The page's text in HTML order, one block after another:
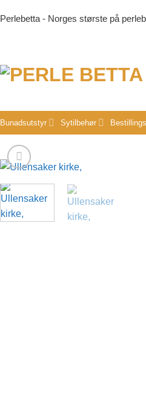
Perlebetta - Norges største på
Bunadsutstyr Sytilbehør